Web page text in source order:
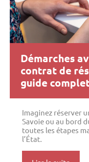
Démarches
contrat de
guide
Imaginez réserver
Savoie ou au bord
toutes les étapes
l’État.